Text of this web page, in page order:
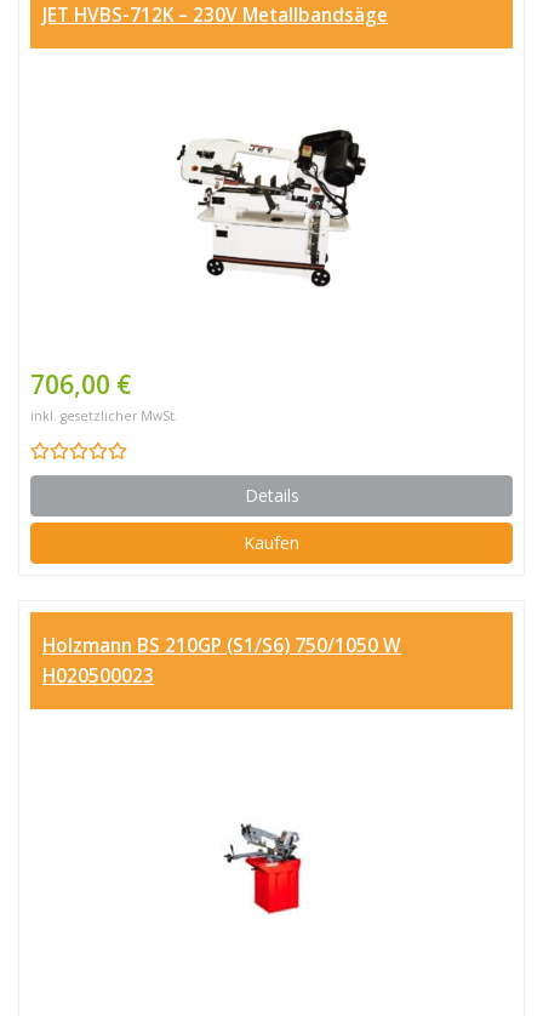
JET HVBS-712K – 230V Metallbandsäge
706,00 €
inkl. gesetzlicher MwSt.
Details
Kaufen
Holzmann BS 210GP (S1/S6) 750/1050 W
H020500023